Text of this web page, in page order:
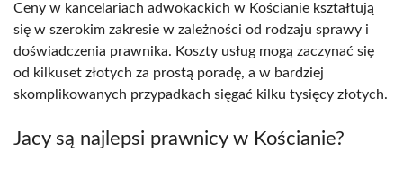
Ceny w kancelariach adwokackich w Kościanie kształtują
się w szerokim zakresie w zależności od rodzaju sprawy i
doświadczenia prawnika. Koszty usług mogą zaczynać się
od kilkuset złotych za prostą poradę, a w bardziej
skomplikowanych przypadkach sięgać kilku tysięcy złotych.
Jacy są najlepsi prawnicy w Kościanie?